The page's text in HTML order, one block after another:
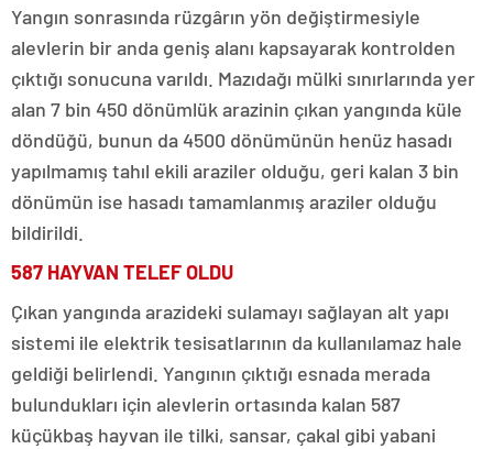
Yangın sonrasında rüzgârın yön değiştirmesiyle
alevlerin bir anda geniş alanı kapsayarak kontrolden
çıktığı sonucuna varıldı. Mazıdağı mülki sınırlarında yer
alan 7 bin 450 dönümlük arazinin çıkan yangında küle
döndüğü, bunun da 4500 dönümünün henüz hasadı
yapılmamış tahıl ekili araziler olduğu, geri kalan 3 bin
dönümün ise hasadı tamamlanmış araziler olduğu
bildirildi.
587 HAYVAN TELEF OLDU
Çıkan yangında arazideki sulamayı sağlayan alt yapı
sistemi ile elektrik tesisatlarının da kullanılamaz hale
geldiği belirlendi. Yangının çıktığı esnada merada
bulundukları için alevlerin ortasında kalan 587
küçükbaş hayvan ile tilki, sansar, çakal gibi yabani